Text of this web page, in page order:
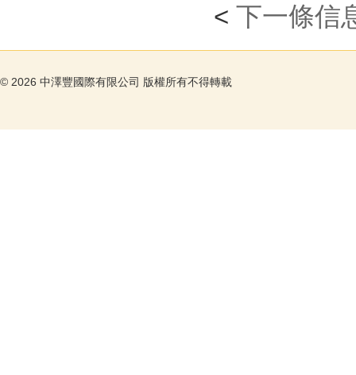
< 下一條信
© 2026 中澤豐國際有限公司 版權所有不得轉載